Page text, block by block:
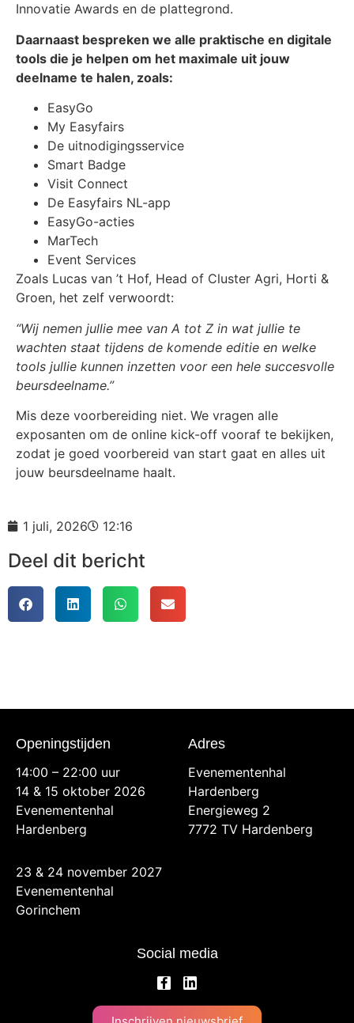
Innovatie Awards en de plattegrond.
Daarnaast bespreken we alle praktische en digitale
tools die je helpen om het maximale uit jouw
deelname te halen, zoals:
EasyGo
My Easyfairs
De uitnodigingsservice
Smart Badge
Visit Connect
De Easyfairs NL-app
EasyGo-acties
MarTech
Event Services
Zoals Lucas van ’t Hof, Head of Cluster Agri, Horti &
Groen, het zelf verwoordt:
“Wij nemen jullie mee van A tot Z in wat jullie te
wachten staat tijdens de komende editie en welke
tools jullie kunnen inzetten voor een hele succesvolle
beursdeelname.”
Mis deze voorbereiding niet. We vragen alle
exposanten om de online kick-off vooraf te bekijken,
zodat je goed voorbereid van start gaat en alles uit
jouw beursdeelname haalt.
1 juli, 2026 12:16
Deel dit bericht
Openingstijden
14:00 – 22:00 uur
14 & 15 oktober 2026
Evenementenhal
Hardenberg
23 & 24 november 2027
Evenementenhal
Gorinchem
Adres
Evenementenhal
Hardenberg
Energieweg 2
7772 TV Hardenberg
Social media